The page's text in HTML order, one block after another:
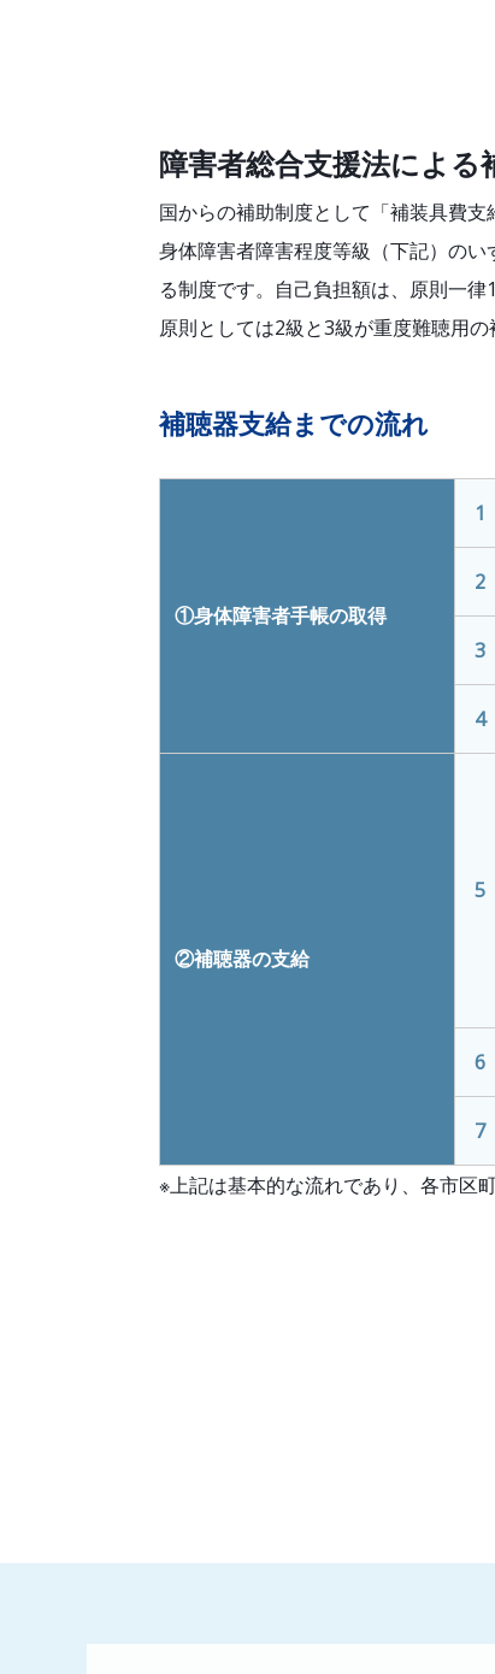
障害者総合支援法による
国からの補助制度として「補装具費支
身体障害者障害程度等級（下記）の
る制度です。自己負担額は、原則一
原則としては2級と3級が重度難聴用
補聴器支給までの流れ
①身体障害者手帳の取得
1
2
3
4
②補聴器の支給
5
6
7
※上記は基本的な流れであり、各市区